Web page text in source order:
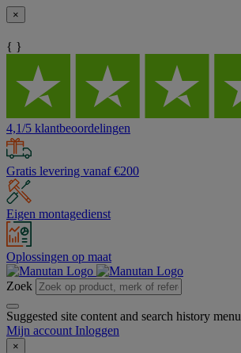
×
{ }
4,1/5 klantbeoordelingen
Gratis levering vanaf €200
Eigen montagedienst
Oplossingen op maat
Zoek
Suggested site content and search history menu
Mijn account Inloggen
×